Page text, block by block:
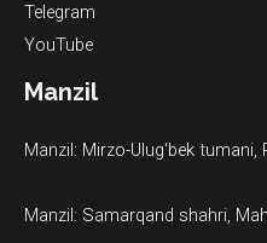
Telegram
YouTube
Manzil
Manzil: Mirzo-Ulug‘bek tumani,
Manzil: Samarqand shahri,